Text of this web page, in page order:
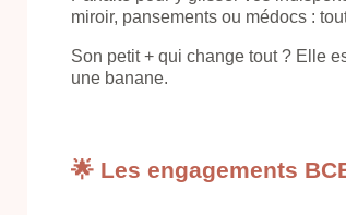
miroir, pansements ou médocs :
Son petit + qui change tout ? Elle
une banane.
🌟 Les engagements